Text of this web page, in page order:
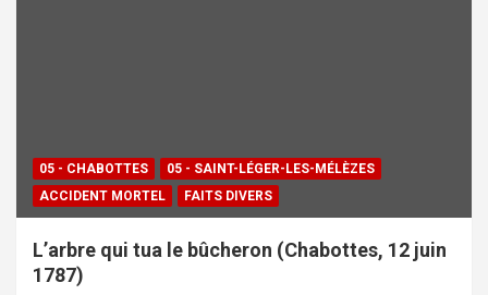
05 - CHABOTTES
05 - SAINT-LÉGER-LES-MÉLÈZES
ACCIDENT MORTEL
FAITS DIVERS
L’arbre qui tua le bûcheron (Chabottes, 12 juin
1787)